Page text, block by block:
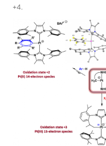
+4.